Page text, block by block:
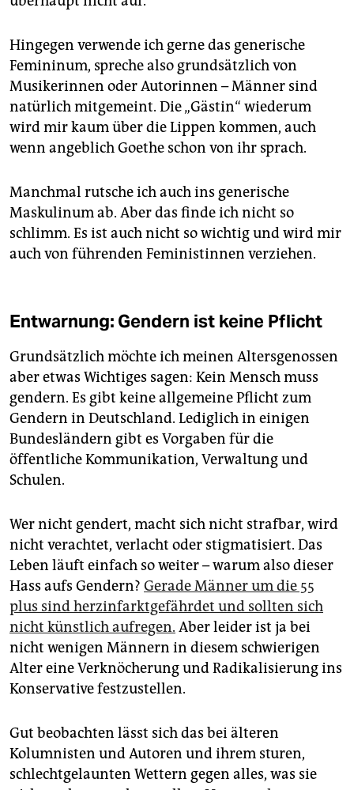
Hingegen verwende ich gerne das generische
Femininum, spreche also grundsätzlich von
Musikerinnen oder Autorinnen – Männer sind
natürlich mitgemeint. Die „Gästin“ wiederum
wird mir kaum über die Lippen kommen, auch
wenn angeblich Goethe schon von ihr sprach.
Manchmal rutsche ich auch ins generische
Maskulinum ab. Aber das finde ich nicht so
schlimm. Es ist auch nicht so wichtig und wird mir
auch von führenden Feministinnen verziehen.
Entwarnung: Gendern ist keine Pflicht
Grundsätzlich möchte ich meinen Altersgenossen
aber etwas Wichtiges sagen: Kein Mensch muss
gendern. Es gibt keine allgemeine Pflicht zum
Gendern in Deutschland. Lediglich in einigen
Bundesländern gibt es Vorgaben für die
öffentliche Kommunikation, Verwaltung und
Schulen.
Wer nicht gendert, macht sich nicht strafbar, wird
nicht verachtet, verlacht oder stigmatisiert. Das
Leben läuft einfach so weiter – warum also dieser
Hass aufs Gendern? Gerade Männer um die 55
plus sind herzinfarktgefährdet und sollten sich
nicht künstlich aufregen. Aber leider ist ja bei
nicht wenigen Männern in diesem schwierigen
Alter eine Verknöcherung und Radikalisierung ins
Konservative festzustellen.
Gut beobachten lässt sich das bei älteren
Kolumnisten und Autoren und ihrem sturen,
schlechtgelaunten Wettern gegen alles, was sie